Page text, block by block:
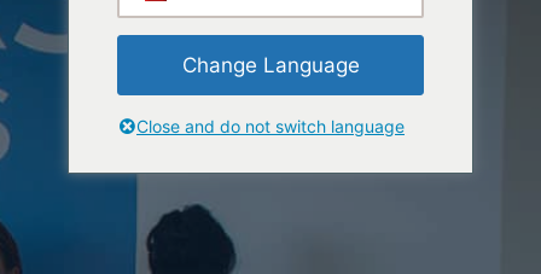
Change Language
Close and do not switch language